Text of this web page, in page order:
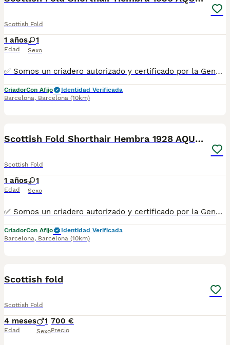
Scottish Fold
1 años
Edad
1
Sexo
✅ Somos un criadero autorizado y certificado por la Generalitat de Catalunya. PARA MÁS INFORMACIÓN: ☎️ 933095977 📱 685878504 / 674320847 💻 www.aquanatura.es 🚙 Hacemos envíos 📌 Calle Roger de Flor 45, muy cerca del Arc de Triomf de Barcelona, de Lunes a Sábados, desde las 10h hasta las 20:00h. Se entregan con la mayoría de sus vacunas, desparasitados interna y externamente, con microchip y su registro, cartilla sanitaria y contrato de garantías, bajo la supervisión de nuestro equipo veterinario.
CriadorCon Afijo
Identidad Verificada
Barcelona, Barcelona (10km)
Scottish Fold Shorthair Hembra 1928 AQUANATURA
Scottish Fold
1 años
Edad
1
Sexo
✅ Somos un criadero autorizado y certificado por la Generalitat de Catalunya. PARA MÁS INFORMACIÓN: ☎️ 933095977 📱 685878504 / 674320847 💻 www.aquanatura.es 🚙 Hacemos envíos 📌 Calle Roger de Flor 45, muy cerca del Arc de Triomf de Barcelona, de Lunes a Sábados, desde las 10h hasta las 20:00h. Se entregan con la mayoría de sus vacunas, desparasitados interna y externamente, con microchip y su registro, cartilla sanitaria y contrato de garantías, bajo la supervisión de nuestro equipo veterinario.
CriadorCon Afijo
Identidad Verificada
Barcelona, Barcelona (10km)
Scottish fold
Scottish Fold
4 meses
Edad
1
Sexo
700 €
Precio